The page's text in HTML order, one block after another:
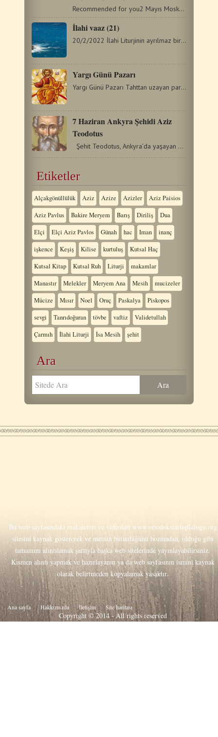
Recommended for you2 Mayıs Moskovalı Kutsanmış Matrona (Kör)14…
İlahi vaaz (21)
20/2/2022 İlahi Liturjinin ayrılmaz bir parçası, Elçisel…
Yargı Günü Pazarı
Yargı Günü Pazarı Tahttan uzayan parşömen tomarları,…
7 Haziran Ankyra Şehidi Aziz
Teodotus
Şehit Teodotus, Ankyra’da yaşayan gizli bir Hıristiyandı.…
Etiketler
Alçakgönüllülük Aziz Azize Azizler Aziz Paisios
Aziz Pavlus Bakire Meryem Barış Diriliş Dua
Elçi Elçi Aziz Pavlos Günah hac Iman inanç
işkence Keşiş Kilise kurtuluş Kutsal Haç
Kutsal Kitap Kutsal Ruh Liturji makamlar
Manastır Melekler Meryem Ana Mesih mucizeler
Mücize Mısır Noel Oruç Paskalya Piskopos
sevgi Tanrıdoğuran tövbe vaftiz Validetullah
Çarmıh İlahi Liturji İsa Mesih şehit
Ara
Bu web sayfasındaki makaleleri ve videoları www.ortodokslartoplulugu.org
sitesini kaynak göstererek ve metnin bütünlüğünü bozmadan, olduğu gibi
tamamını alıntılamak şartıyla başka web sitelerinde yayınlayabilirsiniz.
Kısmen alıntı yapmak ve hazırlayanın ya da web sayfasının ismini kaynak
olarak belirtmeden kopyalamak yasaktır.
Ana sayfa Hakkιmιzda İletişim Site haritası
Copyright © 2014 - All rights reserved